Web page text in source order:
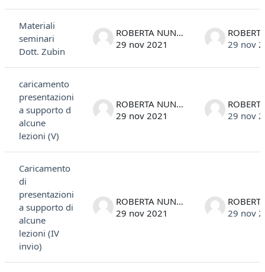
Materiali
seminari
Dott. Zubin
ROBERTA NUNIN
29 nov 2021
29 nov
caricamento
presentazioni
a supporto d
alcune
lezioni (V)
ROBERTA NUNIN
29 nov 2021
29 nov
Caricamento
di
presentazioni
a supporto di
alcune
lezioni (IV
invio)
ROBERTA NUNIN
29 nov 2021
29 nov